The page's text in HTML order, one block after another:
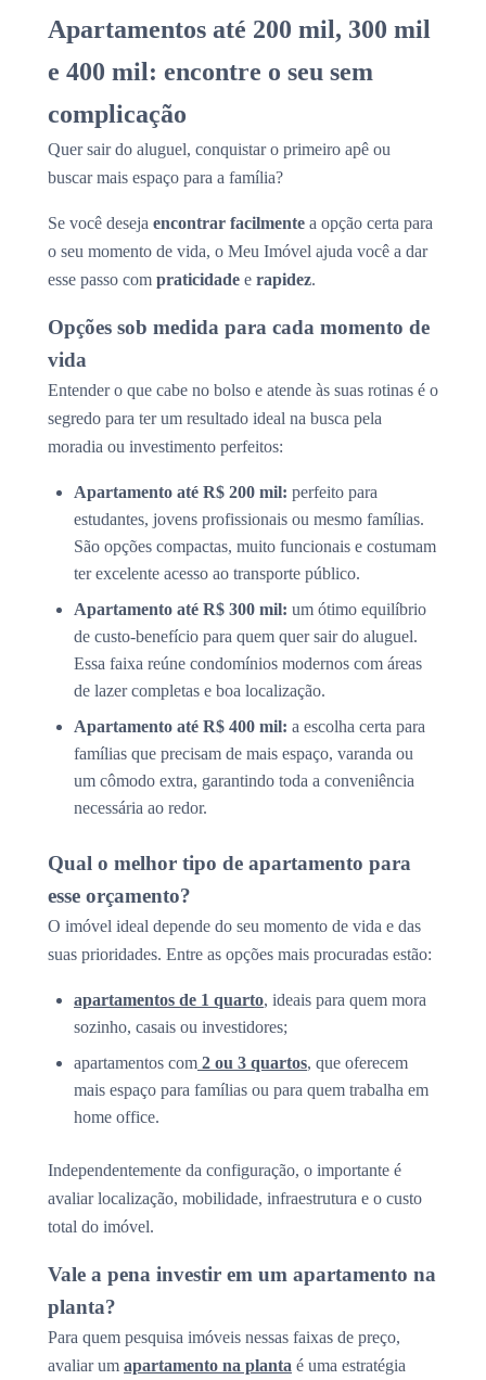
Apartamentos até 200 mil, 300 mil
e 400 mil: encontre o seu sem
complicação
Quer sair do aluguel, conquistar o primeiro apê ou
buscar mais espaço para a família?
Se você deseja encontrar facilmente a opção certa para
o seu momento de vida, o Meu Imóvel ajuda você a dar
esse passo com praticidade e rapidez.
Opções sob medida para cada momento de
vida
Entender o que cabe no bolso e atende às suas rotinas é o
segredo para ter um resultado ideal na busca pela
moradia ou investimento perfeitos:
Apartamento até R$ 200 mil: perfeito para
estudantes, jovens profissionais ou mesmo famílias.
São opções compactas, muito funcionais e costumam
ter excelente acesso ao transporte público.
Apartamento até R$ 300 mil: um ótimo equilíbrio
de custo-benefício para quem quer sair do aluguel.
Essa faixa reúne condomínios modernos com áreas
de lazer completas e boa localização.
Apartamento até R$ 400 mil: a escolha certa para
famílias que precisam de mais espaço, varanda ou
um cômodo extra, garantindo toda a conveniência
necessária ao redor.
Qual o melhor tipo de apartamento para
esse orçamento?
O imóvel ideal depende do seu momento de vida e das
suas prioridades. Entre as opções mais procuradas estão:
apartamentos de 1 quarto, ideais para quem mora
sozinho, casais ou investidores;
apartamentos com 2 ou 3 quartos, que oferecem
mais espaço para famílias ou para quem trabalha em
home office.
Independentemente da configuração, o importante é
avaliar localização, mobilidade, infraestrutura e o custo
total do imóvel.
Vale a pena investir em um apartamento na
planta?
Para quem pesquisa imóveis nessas faixas de preço,
avaliar um apartamento na planta é uma estratégia